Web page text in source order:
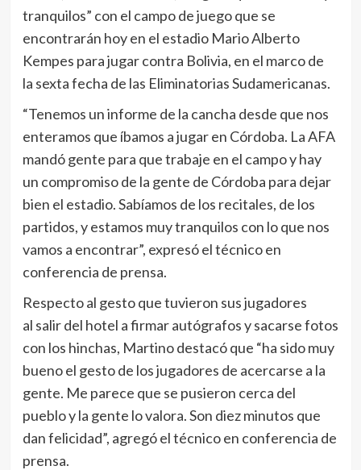
tranquilos” con el campo de juego que se
encontrarán hoy en el estadio Mario Alberto
Kempes para jugar contra Bolivia, en el marco de
la sexta fecha de las Eliminatorias Sudamericanas.
“Tenemos un informe de la cancha desde que nos
enteramos que íbamos a jugar en Córdoba. La AFA
mandó gente para que trabaje en el campo y hay
un compromiso de la gente de Córdoba para dejar
bien el estadio. Sabíamos de los recitales, de los
partidos, y estamos muy tranquilos con lo que nos
vamos a encontrar”, expresó el técnico en
conferencia de prensa.
Respecto al gesto que tuvieron sus jugadores
al salir del hotel a firmar autógrafos y sacarse fotos
con los hinchas, Martino destacó que “ha sido muy
bueno el gesto de los jugadores de acercarse a la
gente. Me parece que se pusieron cerca del
pueblo y la gente lo valora. Son diez minutos que
dan felicidad”, agregó el técnico en conferencia de
prensa.